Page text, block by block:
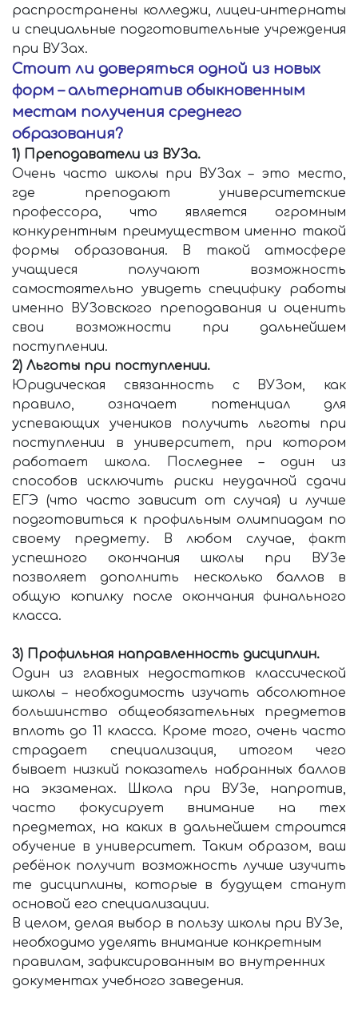
распространены колледжи, лицеи-интернаты
и специальные подготовительные учреждения
при ВУЗах.
Стоит ли доверяться одной из новых
форм – альтернатив обыкновенным
местам получения среднего
образования?
1) Преподаватели из ВУЗа.
Очень часто школы при ВУЗах – это место,
где преподают университетские
профессора, что является огромным
конкурентным преимуществом именно такой
формы образования. В такой атмосфере
учащиеся получают возможность
самостоятельно увидеть специфику работы
именно ВУЗовского преподавания и оценить
свои возможности при дальнейшем
поступлении.
2) Льготы при поступлении.
Юридическая связанность с ВУЗом, как
правило, означает потенциал для
успевающих учеников получить льготы при
поступлении в университет, при котором
работает школа. Последнее – один из
способов исключить риски неудачной сдачи
ЕГЭ (что часто зависит от случая) и лучше
подготовиться к профильным олимпиадам по
своему предмету. В любом случае, факт
успешного окончания школы при ВУЗе
позволяет дополнить несколько баллов в
общую копилку после окончания финального
класса.
3) Профильная направленность дисциплин.
Один из главных недостатков классической
школы – необходимость изучать абсолютное
большинство общеобязательных предметов
вплоть до 11 класса. Кроме того, очень часто
страдает специализация, итогом чего
бывает низкий показатель набранных баллов
на экзаменах.
Школа при ВУЗе, напротив,
часто фокусирует внимание на тех
предметах, на каких в дальнейшем строится
обучение в университет. Таким образом, ваш
ребёнок получит возможность лучше изучить
те дисциплины, которые в будущем станут
основой его специализации.
В целом, делая выбор в пользу школы при ВУЗе,
необходимо уделять внимание конкретным
правилам, зафиксированным во внутренних
документах учебного заведения.